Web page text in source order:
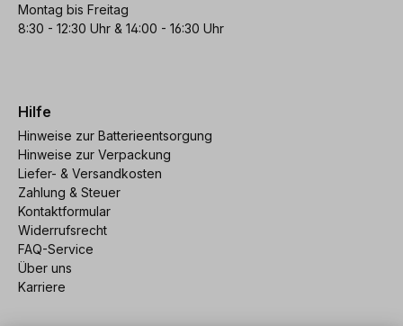
Montag bis Freitag
8:30 - 12:30 Uhr & 14:00 - 16:30 Uhr
Hilfe
Hinweise zur Batterieentsorgung
Hinweise zur Verpackung
Liefer- & Versandkosten
Zahlung & Steuer
Kontaktformular
Widerrufsrecht
FAQ-Service
Über uns
Karriere